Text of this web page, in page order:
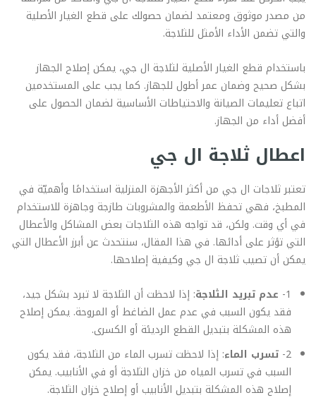
من مصدر موثوق ومعتمد لضمان حصولك على قطع الغيار الأصلية
والتي تضمن الأداء الأمثل للثلاجة.
باستخدام قطع الغيار الأصلية لثلاجة ال جي، يمكن إصلاح الجهاز
بشكل صحيح وضمان عمر أطول للجهاز. كما يجب على المستخدمين
اتباع تعليمات الصيانة والاحتياطات الأساسية لضمان الحصول على
أفضل أداء من الجهاز.
اعطال ثلاجة ال جي
تعتبر ثلاجات ال جي من أكثر الأجهزة المنزلية استخدامًا وأهميّة في
المطبخ، فهي تحفظ الأطعمة والمشروبات طازجة وجاهزة للاستخدام
في أي وقت. ولكن، قد تواجه هذه الثلاجات بعض المشاكل والأعطال
التي تؤثر على أدائها. في هذا المقال، سنتحدث عن أبرز الأعطال التي
يمكن أن تصيب ثلاجة ال جي وكيفية إصلاحها.
1- عدم تبريد الثلاجة: إذا لاحظت أن الثلاجة لا تبرد بشكل جيد،
فقد يكون السبب في عدم عمل الضاغط أو المروحة. يمكن إصلاح
هذه المشكلة بتبديل القطع الرديئة أو الكسرى.
2- تسرب الماء: إذا لاحظت تسرب الماء من الثلاجة، فقد يكون
السبب في تسرب المياه من خزان الثلاجة أو في الأنابيب. يمكن
إصلاح هذه المشكلة بتبديل الأنابيب أو إصلاح خزان الثلاجة.